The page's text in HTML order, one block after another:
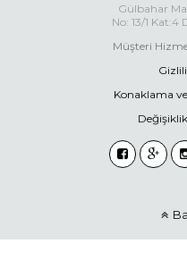
Gülbahar
No: 13/1 Kat:4
Müşteri
Konaklama